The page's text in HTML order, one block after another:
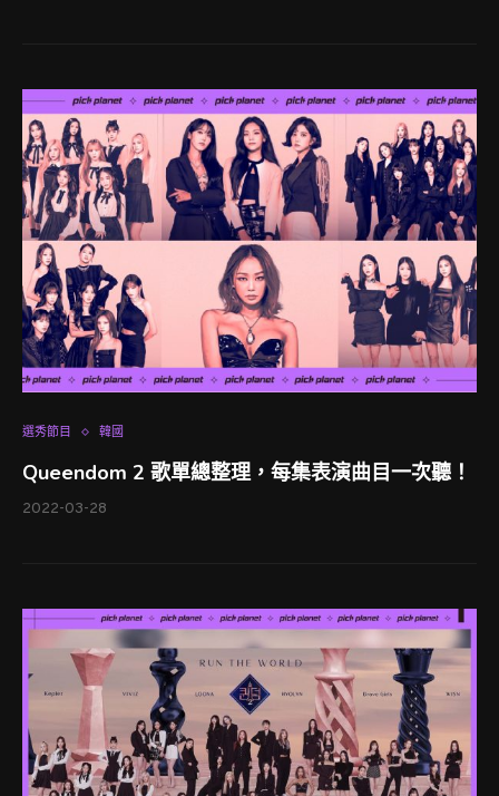
選秀節目 韓國
Queendom 2 歌單總整理，每集表演曲目一次聽！
2022-03-28